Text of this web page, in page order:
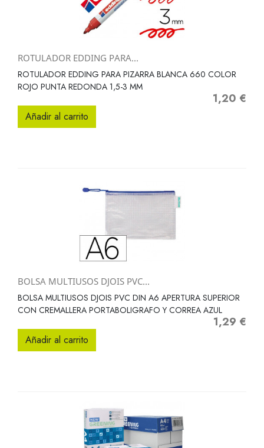
ROTULADOR EDDING PARA...
ROTULADOR EDDING PARA PIZARRA BLANCA 660 COLOR
ROJO PUNTA REDONDA 1,5-3 MM
Precio
1,20 €
Añadir al carrito
BOLSA MULTIUSOS DJOIS PVC...
BOLSA MULTIUSOS DJOIS PVC DIN A6 APERTURA SUPERIOR
CON CREMALLERA PORTABOLIGRAFO Y CORREA AZUL
Precio
1,29 €
Añadir al carrito